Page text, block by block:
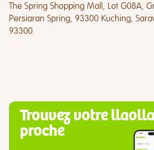
The Spring Shopping Mall, Lot G08A,
Persiaran Spring, 93300 Kuching,
93300
Trouvez votre
proche